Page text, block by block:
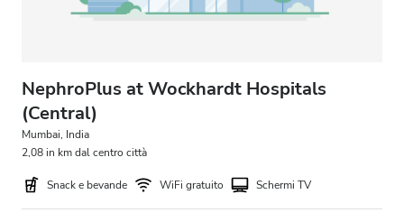
NephroPlus at Wockhardt Hospitals
(Central)
Mumbai, India
2,08 in km dal centro città
Snack e bevande WiFi gratuito Schermi TV